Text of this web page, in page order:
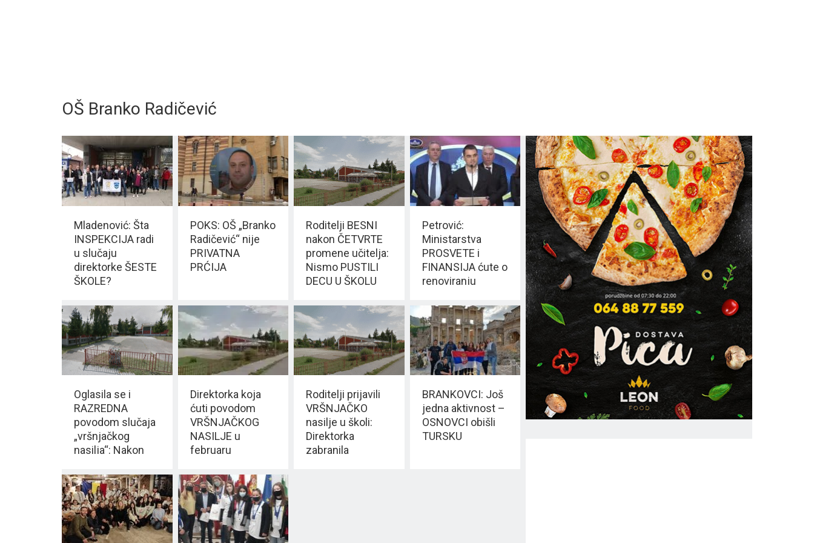
OŠ Branko Radičević
Mladenović: Šta
INSPEKCIJA radi
u slučaju
direktorke ŠESTE
ŠKOLE?
POKS: OŠ „Branko
Radičević“ nije
PRIVATNA
PRĆIJA
Roditelji BESNI
nakon ČETVRTE
promene učitelja:
Nismo PUSTILI
DECU U ŠKOLU
Petrović:
Ministarstva
PROSVETE i
FINANSIJA ćute o
renoviranju
škole
Oglasila se i
RAZREDNA
povodom slučaja
„vršnjačkog
nasilja“: Nakon
NAPADI na mene
Direktorka koja
ćuti povodom
VRŠNJAČKOG
NASILJE u
februaru
155.084 RSD
Roditelji prijavili
VRŠNJAČKO
nasilje u školi:
Direktorka
zabranila
BRANKOVCI: Još
jedna aktivnost –
OSNOVCI obišli
TURSKU